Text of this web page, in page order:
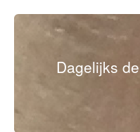
Dagelijks